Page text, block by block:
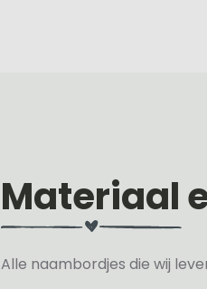
Materiaal
Alle naambordjes die wij